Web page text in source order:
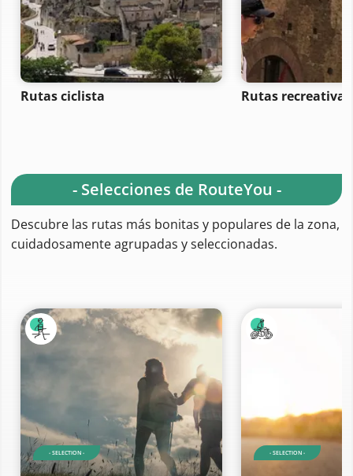
Rutas ciclista Rutas
- Selecciones de RouteYou -
Descubre las rutas más bonitas y populares de la zona,
cuidadosamente agrupadas y seleccionadas.
- SELECTION - - SELECTION -